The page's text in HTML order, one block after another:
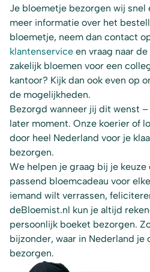
Je bloemetje bezorgen wij snel
meer informatie over het
bloemetje, neem dan contact
klantenservice en vraag naar
zakelijk bloemen voor een
kantoor? Kijk dan ook even op
de mogelijkheden.
Bezorgd wanneer jij dit wenst
later moment. Onze koerier of
door heel Nederland voor je
bezorgen.
We helpen je graag bij je keuze
passend bloemcadeau voor
iemand wilt verrassen,
deBloemist.nl kun je altijd
persoonlijk boeket bezorgen.
bijzonder, waar in Nederland
bezorgen.